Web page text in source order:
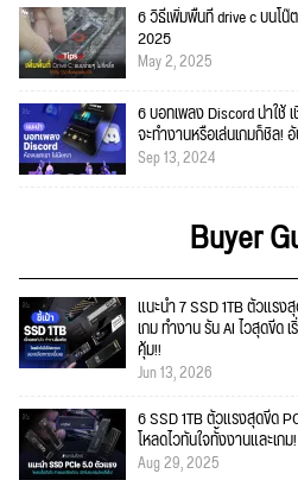
6 วิธีเพิ่มพื้นที่ drive c บนโ
2025
May 2, 2025
6 บอทเพลง Discord น่าใช้
จะทำงานหรือเล่นเกมก็ชิล!
Sep 13, 2024
Buyer
แนะนำ 7 SSD 1TB ตัวแรง
เกม ทำงาน รัน AI ไวสุดขีด
คุ้ม!!
Jun 13, 2026
6 SSD 1TB ตัวแรงสุดขีด
โหลดไวทันใจทั้งงานและเก
Aug 29, 2025